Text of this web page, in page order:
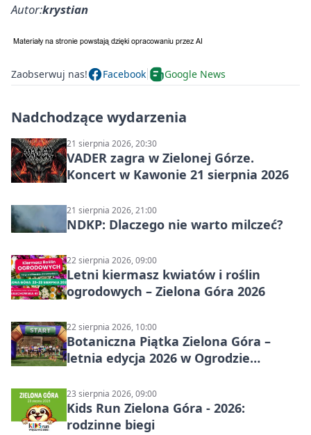
Autor:krystian
Zaobserwuj nas! Facebook Google News
Nadchodzące wydarzenia
21 sierpnia 2026, 20:30
VADER zagra w Zielonej Górze.
Koncert w Kawonie 21 sierpnia 2026
21 sierpnia 2026, 21:00
NDKP: Dlaczego nie warto milczeć?
22 sierpnia 2026, 09:00
Letni kiermasz kwiatów i roślin
ogrodowych – Zielona Góra 2026
22 sierpnia 2026, 10:00
Botaniczna Piątka Zielona Góra –
letnia edycja 2026 w Ogrodzie
23 sierpnia 2026, 09:00
Kids Run Zielona Góra - 2026:
rodzinne biegi